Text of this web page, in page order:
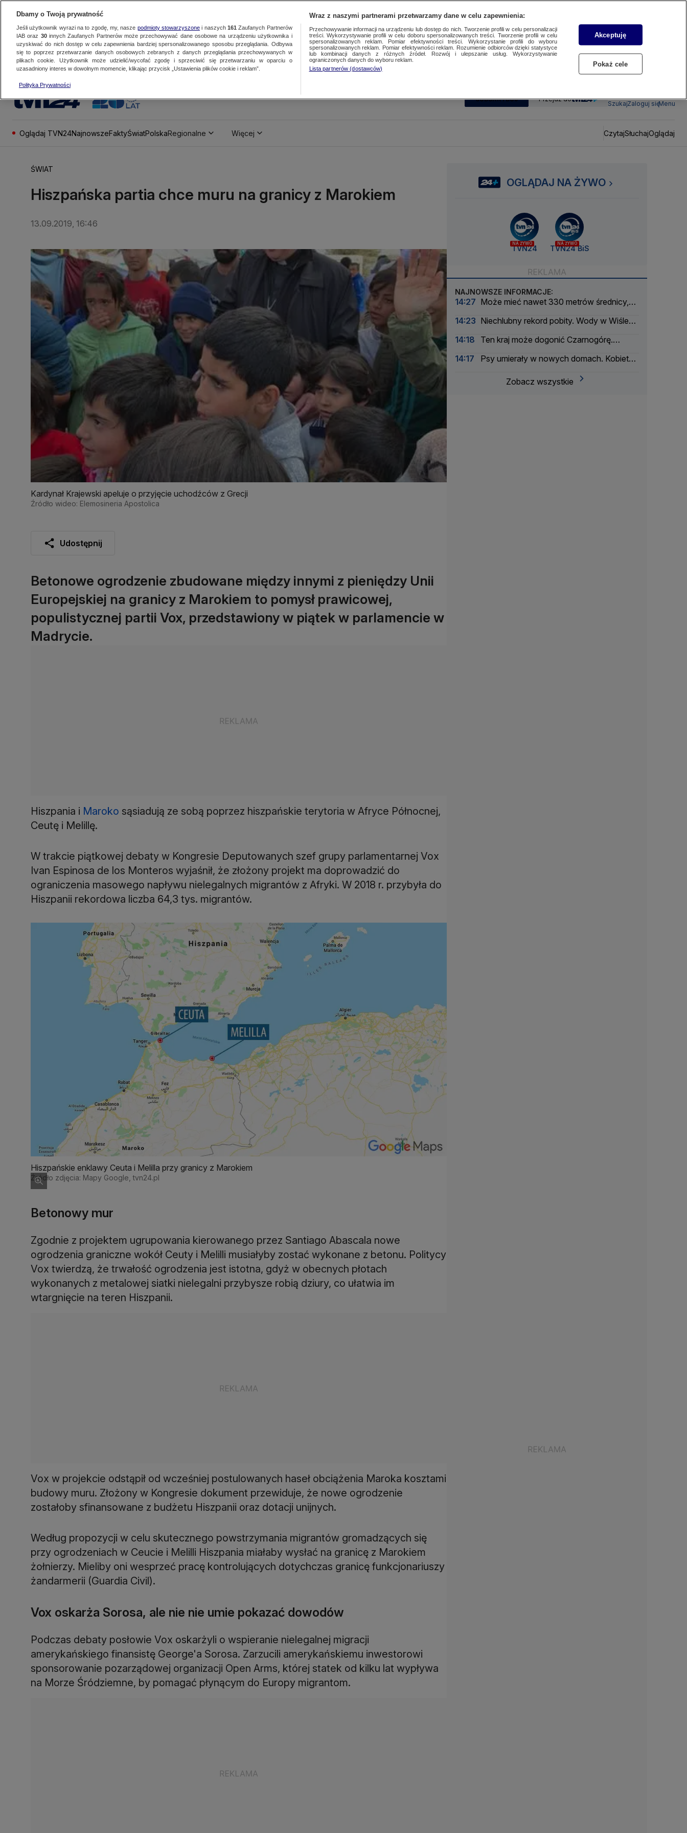
SUBSKRYBUJ Przejdź do
SzukajZaloguj sięMenu
Oglądaj TVN24NajnowszeFaktyŚwiatPolskaRegionalne Więcej CzytajSłuchajOglądaj
ŚWIAT
Hiszpańska partia chce muru na granicy z Marokiem
13.09.2019, 16:46
Kardynał Krajewski apeluje o przyjęcie uchodźców z Grecji
Źródło wideo: Elemosineria Apostolica
Udostępnij
Betonowe ogrodzenie zbudowane między innymi z pieniędzy Unii
Europejskiej na granicy z Marokiem to pomysł prawicowej,
populistycznej partii Vox, przedstawiony w piątek w parlamencie w
Madrycie.
Hiszpania i Maroko sąsiadują ze sobą poprzez hiszpańskie terytoria w Afryce Północnej,
Ceutę i Melillę.
W trakcie piątkowej debaty w Kongresie Deputowanych szef grupy parlamentarnej Vox
Ivan Espinosa de los Monteros wyjaśnił, że złożony projekt ma doprowadzić do
ograniczenia masowego napływu nielegalnych migrantów z Afryki. W 2018 r. przybyła do
Hiszpanii rekordowa liczba 64,3 tys. migrantów.
Hiszpańskie enklawy Ceuta i Melilla przy granicy z Marokiem
Źródło zdjęcia: Mapy Google, tvn24.pl
Betonowy mur
Zgodnie z projektem ugrupowania kierowanego przez Santiago Abascala nowe
ogrodzenia graniczne wokół Ceuty i Melilli musiałyby zostać wykonane z betonu. Politycy
Vox twierdzą, że trwałość ogrodzenia jest istotna, gdyż w obecnych płotach
wykonanych z metalowej siatki nielegalni przybysze robią dziury, co ułatwia im
wtargnięcie na teren Hiszpanii.
Vox w projekcie odstąpił od wcześniej postulowanych haseł obciążenia Maroka kosztami
budowy muru. Złożony w Kongresie dokument przewiduje, że nowe ogrodzenie
zostałoby sfinansowane z budżetu Hiszpanii oraz dotacji unijnych.
Według propozycji w celu skutecznego powstrzymania migrantów gromadzących się
przy ogrodzeniach w Ceucie i Melilli Hiszpania miałaby wysłać na granicę z Marokiem
żołnierzy. Mieliby oni wesprzeć pracę kontrolujących dotychczas granicę funkcjonariuszy
żandarmerii (Guardia Civil).
Vox oskarża Sorosa, ale nie nie umie pokazać dowodów
Podczas debaty posłowie Vox oskarżyli o wspieranie nielegalnej migracji
amerykańskiego finansistę George'a Sorosa. Zarzucili amerykańskiemu inwestorowi
sponsorowanie pozarządowej organizacji Open Arms, której statek od kilku lat wypływa
na Morze Śródziemne, by pomagać płynącym do Europy migrantom.
OGLĄDAJ NA ŻYWO
NA ŻYWO
TVN24
NA ŻYWO
TVN24 BiS
NAJNOWSZE INFORMACJE:
14:27 Może mieć nawet 330 metrów średnicy,
14:23 Niechlubny rekord pobity. Wody w Wiśle
14:18
Ten kraj może dogonić Czarnogórę.
14:17
Psy umierały w nowych domach. Kobieta
Zobacz wszystkie
Dbamy o Twoją prywatność
Jeśli użytkownik wyrazi na to zgodę, my, nasze podmioty stowarzyszonei naszych 161 Zaufanych Partnerów
IAB oraz 30innych Zaufanych Partnerów może przechowywać dane osobowe na urządzeniu użytkownika i
uzyskiwać do nich dostęp w celu zapewnienia bardziej spersonalizowanego sposobu przeglądania. Odbywa
się to poprzez przetwarzanie danych osobowych zebranych z danych przeglądania przechowywanych w
plikach cookie. Użytkownik może udzielić/wycofać zgodę i sprzeciwić się przetwarzaniu w oparciu o
uzasadniony interes w dowolnym momencie, klikając przycisk „Ustawienia plików cookie i reklam”.
Polityka Prywatności
Wraz z naszymi partnerami przetwarzamy dane w celu zapewnienia:
Przechowywanie informacji na urządzeniu lub dostęp do nich. Tworzenie profili w celu personalizacji
treści. Wykorzystywanie profili w celu doboru spersonalizowanych treści. Tworzenie profili w celu
spersonalizowanych reklam. Pomiar efektywności treści. Wykorzystanie profili do wyboru
spersonalizowanych reklam. Pomiar efektywności reklam. Rozumienie odbiorców dzięki statystyce
lub kombinacji danych z różnych źródeł. Rozwój i ulepszanie usług. Wykorzystywanie
ograniczonych danych do wyboru reklam.
Lista partnerów (dostawców)
Akceptuję
Pokaż cele